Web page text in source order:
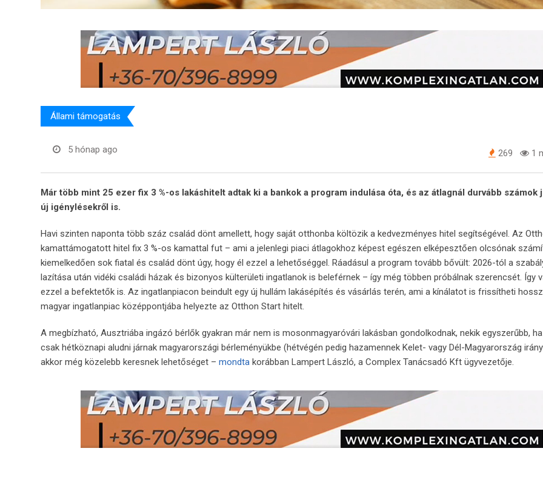
Állami támogatás
5 hónap ago 269 1
Már több mint 25 ezer fix 3 %-os lakáshitelt adtak ki a bankok a program indulása óta, és az átlagnál durvább számok
új igénylésekről is.
Havi szinten naponta több száz család dönt amellett, hogy saját otthonba költözik a kedvezményes hitel segítségével. Az
kamattámogatott hitel fix 3 %-os kamattal fut – ami a jelenlegi piaci átlagokhoz képest egészen elképesztően olcsónak
kiemelkedően sok fiatal és család dönt úgy, hogy él ezzel a lehetőséggel. Ráadásul a program tovább bővült: 2026-tól a
lazítása után vidéki családi házak és bizonyos külterületi ingatlanok is beleférnek – így még többen próbálnak szerencsét. Így
ezzel a befektetők is. Az ingatlanpiacon beindult egy új hullám lakásépítés és vásárlás terén, ami a kínálatot is frissítheti
magyar ingatlanpiac középpontjába helyezte az Otthon Start hitelt.
A megbízható, Ausztriába ingázó bérlők gyakran már nem is mosonmagyaróvári lakásban gondolkodnak, nekik egyszerűbb,
csak hétköznapi aludni járnak magyarországi bérleményükbe (hétvégén pedig hazamennek Kelet- vagy Dél-Magyarország
akkor még közelebb keresnek lehetőséget – mondta korábban Lampert László, a Complex Tanácsadó Kft ügyvezetője.